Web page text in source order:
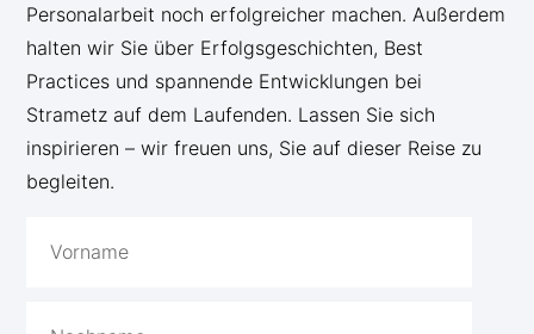
Personalarbeit noch erfolgreicher machen. Außerdem
halten wir Sie über Erfolgsgeschichten, Best
Practices und spannende Entwicklungen bei
Strametz auf dem Laufenden. Lassen Sie sich
inspirieren – wir freuen uns, Sie auf dieser Reise zu
begleiten.